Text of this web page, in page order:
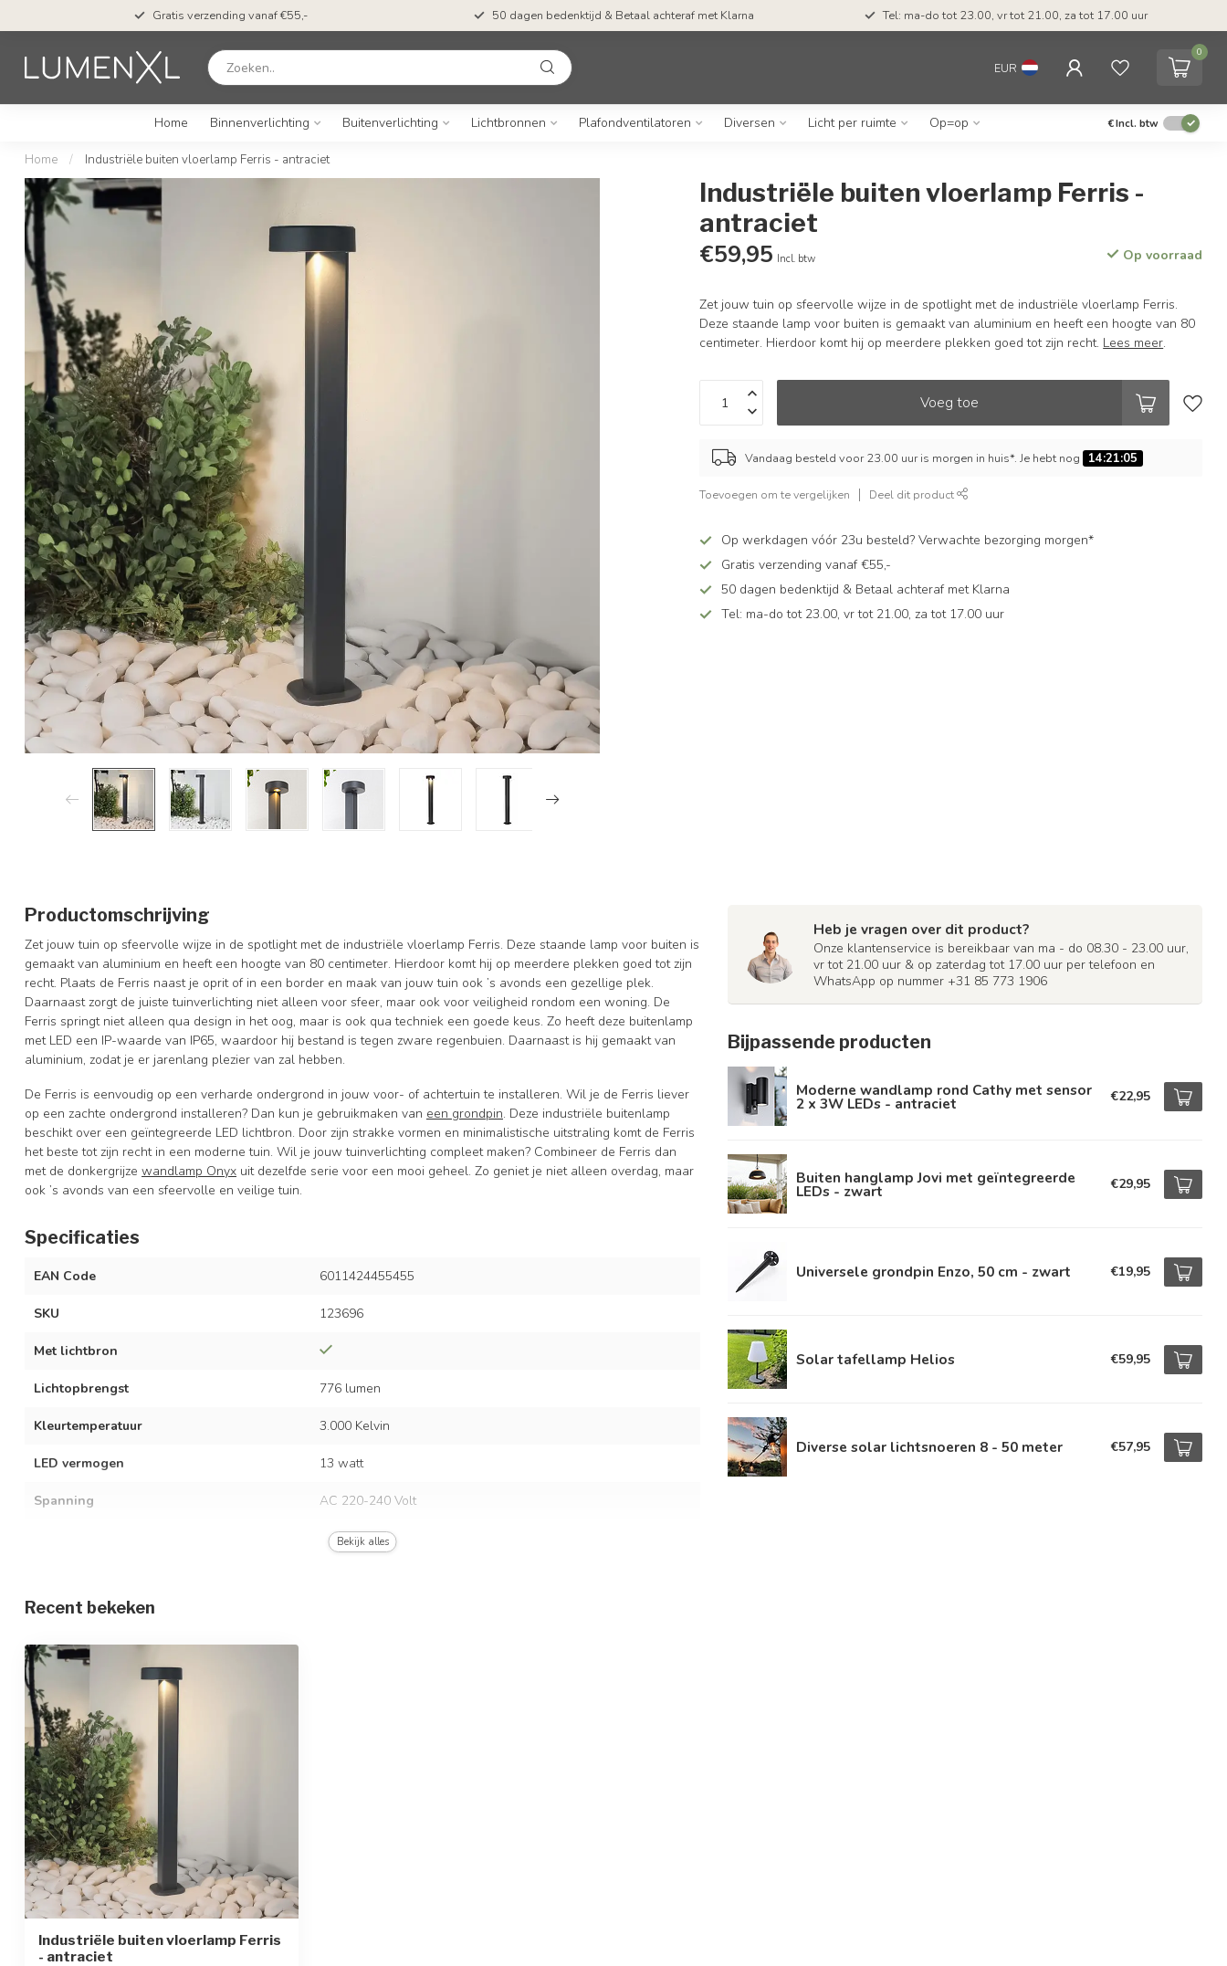
Gratis verzending vanaf €55,- 50 dagen bedenktijd & Betaal achteraf met Klarna Tel: ma-do tot 23.00, vr tot 21.00, za tot 17.00 uur
EUR
0
Home Binnenverlichting Buitenverlichting Lichtbronnen Plafondventilatoren Diversen Licht per ruimte Op=op €Incl. btw
Home / Industriële buiten vloerlamp Ferris - antraciet
Industriële buiten vloerlamp Ferris -
antraciet
€59,95 Incl. btw Op voorraad
Zet jouw tuin op sfeervolle wijze in de spotlight met de industriële vloerlamp Ferris.
Deze staande lamp voor buiten is gemaakt van aluminium en heeft een hoogte van 80
centimeter. Hierdoor komt hij op meerdere plekken goed tot zijn recht. Lees meer.
Voeg toe
Vandaag besteld voor 23.00 uur is morgen in huis*. Je hebt nog 14:21:05
Toevoegen om te vergelijken Deel dit product
Op werkdagen vóór 23u besteld? Verwachte bezorging morgen*
Gratis verzending vanaf €55,-
50 dagen bedenktijd & Betaal achteraf met Klarna
Tel: ma-do tot 23.00, vr tot 21.00, za tot 17.00 uur
Productomschrijving
Zet jouw tuin op sfeervolle wijze in de spotlight met de industriële vloerlamp Ferris. Deze staande lamp voor buiten is
gemaakt van aluminium en heeft een hoogte van 80 centimeter. Hierdoor komt hij op meerdere plekken goed tot zijn
recht. Plaats de Ferris naast je oprit of in een border en maak van jouw tuin ook ’s avonds een gezellige plek.
Daarnaast zorgt de juiste tuinverlichting niet alleen voor sfeer, maar ook voor veiligheid rondom een woning. De
Ferris springt niet alleen qua design in het oog, maar is ook qua techniek een goede keus. Zo heeft deze buitenlamp
met LED een IP-waarde van IP65, waardoor hij bestand is tegen zware regenbuien. Daarnaast is hij gemaakt van
aluminium, zodat je er jarenlang plezier van zal hebben.
De Ferris is eenvoudig op een verharde ondergrond in jouw voor- of achtertuin te installeren. Wil je de Ferris liever
op een zachte ondergrond installeren? Dan kun je gebruikmaken van een grondpin. Deze industriële buitenlamp
beschikt over een geïntegreerde LED lichtbron. Door zijn strakke vormen en minimalistische uitstraling komt de Ferris
het beste tot zijn recht in een moderne tuin. Wil je jouw tuinverlichting compleet maken? Combineer de Ferris dan
met de donkergrijze wandlamp Onyx uit dezelfde serie voor een mooi geheel. Zo geniet je niet alleen overdag, maar
ook ’s avonds van een sfeervolle en veilige tuin.
Specificaties
EAN Code 6011424455455
SKU 123696
Met lichtbron
Lichtopbrengst 776 lumen
Kleurtemperatuur 3.000 Kelvin
LED vermogen 13 watt
Spanning AC 220-240 Volt
50/60 Hz
Opwarmtijd
Gemiddelde levensduur
Energie-efficiëntieklasse
Kleur armatuur
Materiaal
Afmetingen
Beschermingsgraad
Beschermingsklasse
Bekijk alles
Heb je vragen over dit product?
Onze klantenservice is bereikbaar van ma - do 08.30 - 23.00 uur,
vr tot 21.00 uur & op zaterdag tot 17.00 uur per telefoon en
WhatsApp op nummer +31 85 773 1906
Bijpassende producten
Moderne wandlamp rond Cathy met sensor
2 x 3W LEDs - antraciet €22,95
Buiten hanglamp Jovi met geïntegreerde
LEDs - zwart €29,95
Universele grondpin Enzo, 50 cm - zwart €19,95
Solar tafellamp Helios €59,95
Diverse solar lichtsnoeren 8 - 50 meter €57,95
Recent bekeken
Industriële buiten vloerlamp Ferris
- antraciet